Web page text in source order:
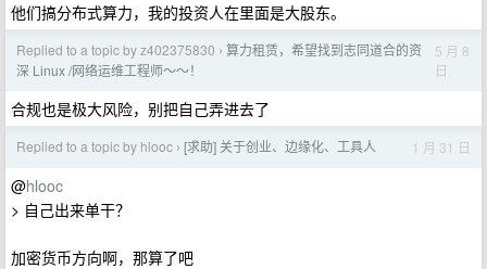
他们搞分布式算力，我的投资人在里面是大股东。
Replied to a topic by z402375830 › 算力租赁，希望找到志同道合的资
深 Linux /网络运维工程师～～！
5 月 8
日
合规也是极大风险，别把自己弄进去了
Replied to a topic by hlooc › [求助] 关于创业、边缘化、工具人 1 月 31 日
@hlooc
> 自己出来单干？
加密货币方向啊，那算了吧